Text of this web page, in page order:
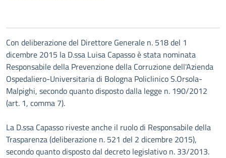
Con deliberazione del Direttore Generale n. 518 del 1
dicembre 2015 la D.ssa Luisa Capasso è stata nominata
Responsabile della Prevenzione della Corruzione dell'Azienda
Ospedaliero-Universitaria di Bologna Policlinico S.Orsola-
Malpighi, secondo quanto disposto dalla legge n. 190/2012
(art. 1, comma 7).
La D.ssa Capasso riveste anche il ruolo di Responsabile della
Trasparenza (deliberazione n. 521 del 2 dicembre 2015),
secondo quanto disposto dal decreto legislativo n. 33/2013.